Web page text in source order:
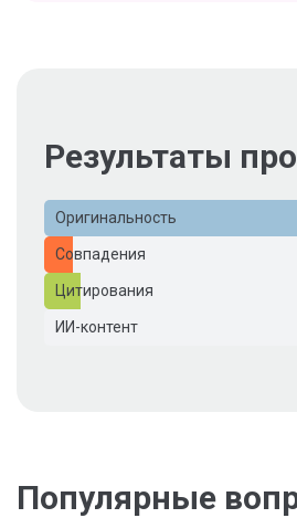
Результаты
Оригинальность
Совпадения
Цитирования
ИИ-контент
Популярные